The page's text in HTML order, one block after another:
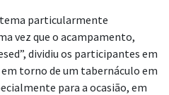
particularmente
vez que o acampamento,
dividiu os participantes em
torno de um tabernáculo em
para a ocasião, em